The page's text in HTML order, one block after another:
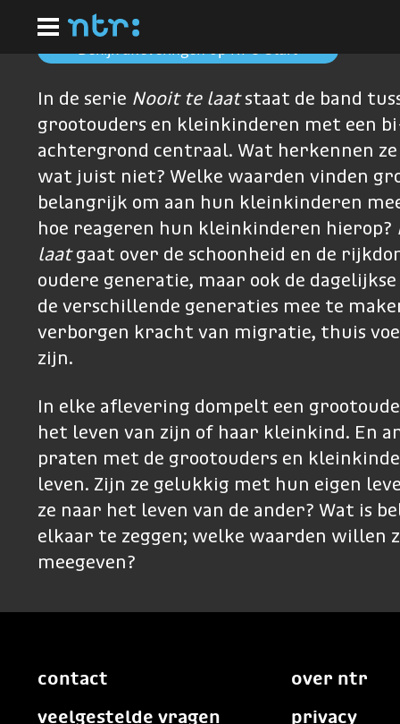
hoofdinhoud
Bekijk afleveringen op NPO Start
In de serie Nooit te laatstaat de band
grootouders en kleinkinderen met een
achtergrond centraal. Wat herkennen
wat juist niet? Welke waarden vinden
belangrijk om aan hun kleinkinderen
hoe reageren hun kleinkinderen hierop?
laatgaat over de schoonheid en de
oudere generatie, maar ook de
de verschillende generaties mee te
verborgen kracht van migratie, thuis
zijn.
In elke aflevering dompelt een
het leven van zijn of haar kleinkind. En
praten met de grootouders en
leven. Zijn ze gelukkig met hun eigen
ze naar het leven van de ander? Wat is
elkaar te zeggen; welke waarden willen
meegeven?
contact
veelgestelde vragen
over ntr
privacy